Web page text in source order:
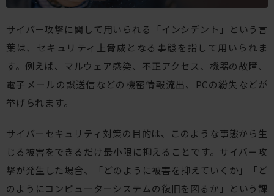
サイバー攻撃に関して用いられる「インシデント」という言
葉は、セキュリティ上脅威となる事態を指して用いられま
す。例えば、マルウェア感染、不正アクセス、機器の故障、
電子メールの誤送信などの機密情報流出、PCの紛失などが
挙げられます。
サイバーセキュリティ対策の目的は、このような事態から生
じる被害をできるだけ最小限に抑えることです。サイバー攻
撃が発生した場合、「どのように被害を抑えていくか」「ど
のようにコンピューターシステムの復旧を図るか」という課